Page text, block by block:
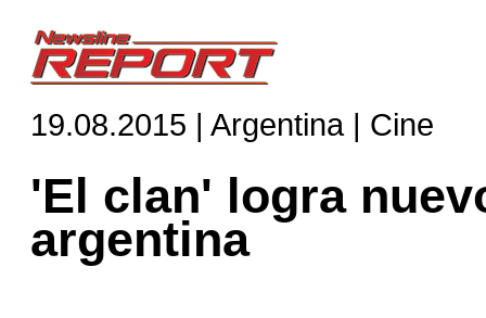
19.08.2015 | Argentina | Cine
'El clan' logra
argentina